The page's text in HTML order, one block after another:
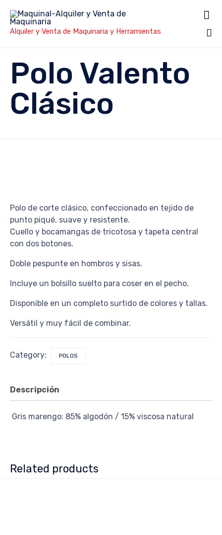
Alquiler y Venta de Maquinaria y Herramientas

Polo Valento
Clásico
Polo de corte clásico, confeccionado en tejido de
punto piqué, suave y resistente.
Cuello y bocamangas de tricotosa y tapeta central
con dos botones.
Doble pespunte en hombros y sisas.
Incluye un bolsillo suelto para coser en el pecho.
Disponible en un completo surtido de colores y tallas.
Versátil y muy fácil de combinar.
Category: POLOS
Descripción
Gris marengo: 85% algodón / 15% viscosa natural
Related products